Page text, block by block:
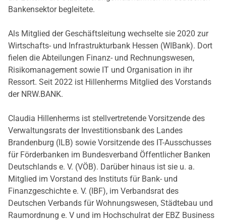
Bankensektor begleitete.
Als Mitglied der Geschäftsleitung wechselte sie 2020 zur
Wirtschafts- und Infrastrukturbank Hessen (WIBank). Dort
fielen die Abteilungen Finanz- und Rechnungswesen,
Risikomanagement sowie IT und Organisation in ihr
Ressort. Seit 2022 ist Hillenherms Mitglied des Vorstands
der NRW.BANK.
Claudia Hillenherms ist stellvertretende Vorsitzende des
Verwaltungsrats der Investitionsbank des Landes
Brandenburg (ILB) sowie Vorsitzende des IT-Ausschusses
für Förderbanken im Bundesverband Öffentlicher Banken
Deutschlands e. V. (VÖB). Darüber hinaus ist sie u. a.
Mitglied im Vorstand des Instituts für Bank- und
Finanzgeschichte e. V. (IBF), im Verbandsrat des
Deutschen Verbands für Wohnungswesen, Städtebau und
Raumordnung e. V und im Hochschulrat der EBZ Business